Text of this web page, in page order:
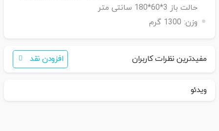
حالت باز 3*60*180 سانتی متر
وزن: 1300 گرم
مفیدترین نظرات کاربران افزودن نقد
ویدئو